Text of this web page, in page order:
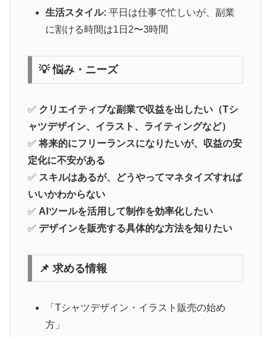
生活スタイル: 平日は仕事で忙しいが、副業
に割ける時間は1日2〜3時間
💡 悩み・ニーズ
✅ クリエイティブな副業で収益を出したい（Tシ
ャツデザイン、イラスト、ライティングなど）
✅将来的にフリーランスになりたいが、収益の安
定化に不安がある
✅ スキルはあるが、どうやってマネタイズすれば
いいかわからない
✅ AIツールを活用して制作を効率化したい
✅ デザインを販売する具体的な方法を知りたい
📌 求める情報
「Tシャツデザイン・イラスト販売の始め
方」